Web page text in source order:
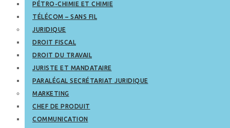
PÉTRO-CHIMIE ET CHIMIE
TÉLÉCOM – SANS FIL
JURIDIQUE
DROIT FISCAL
DROIT DU TRAVAIL
JURISTE ET MANDATAIRE
PARALÉGAL SECRÉTARIAT JURIDIQUE
MARKETING
CHEF DE PRODUIT
COMMUNICATION